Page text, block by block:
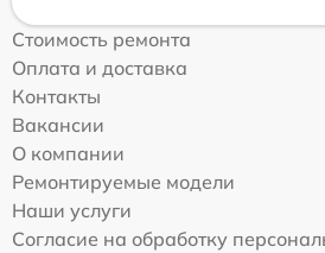
Стоимость ремонта
Оплата и доставка
Контакты
Вакансии
О компании
Ремонтируемые модели
Наши услуги
Согласие на обработку